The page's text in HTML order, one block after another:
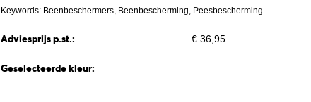
Keywords: Beenbeschermers, Beenbescherming, Peesbescherming
Adviesprijs p.st.: € 36,95
Geselecteerde kleur: